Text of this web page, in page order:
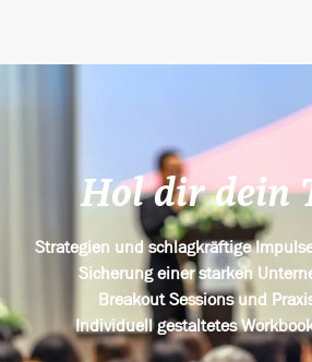
Hol dir dein
Strategien und schlagkräftige
Sicherung einer starken
Breakout Sessions und
Individuell gestaltetes